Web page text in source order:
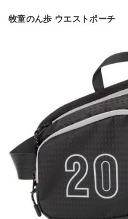
牧童のん歩 ウエストポーチ